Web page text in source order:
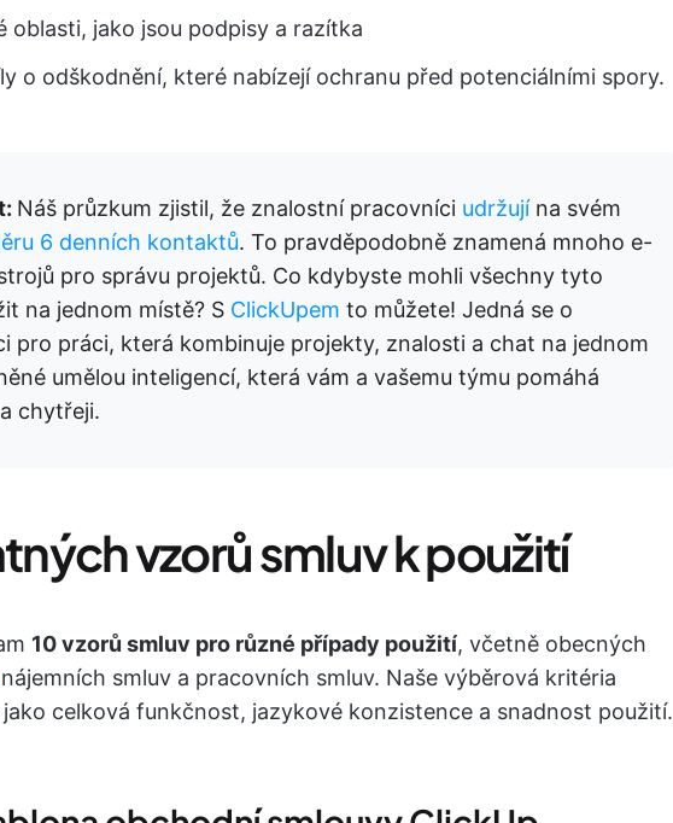
oblasti, jako jsou podpisy a razítka
o odškodnění, které nabízejí ochranu před potenciálními spory.
Náš průzkum zjistil, že znalostní pracovníci udržujína svém
6 denních kontaktů. To pravděpodobně znamená mnoho e-
pro správu projektů. Co kdybyste mohli všechny tyto
na jednom místě? S ClickUpem to můžete! Jedná se o
pro práci, která kombinuje projekty, znalosti a chat na jednom
umělou inteligencí, která vám a vašemu týmu pomáhá
chytřeji.
vzorů smluv k použití
10 vzorů smluv pro různé případy použití, včetně obecných
smluv a pracovních smluv. Naše výběrová kritéria
celková funkčnost, jazykové konzistence a snadnost použití.